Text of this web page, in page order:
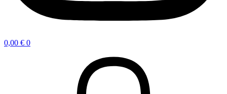
0,00 € 0